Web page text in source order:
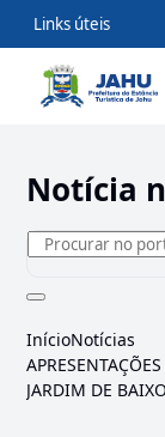
Links úteis
Notícia
InícioNotícias
JARDIM DE BAIXO